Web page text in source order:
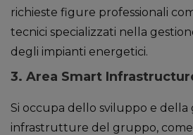
richieste figure professionali
tecnici specializzati nella
degli impianti energetici.
3. Area Smart
Si occupa dello sviluppo e della
infrastrutture del gruppo,